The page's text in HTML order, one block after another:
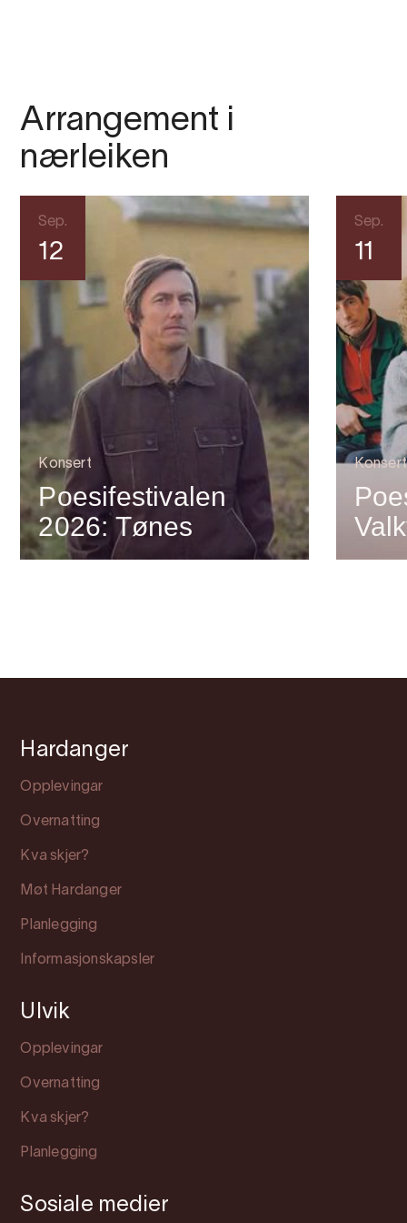
Arrangement i
nærleiken
Sep.
12
Konsert
Poesifestivalen
2026: Tønes
Sep.
11
Konsert
Hardanger
Opplevingar
Overnatting
Kva skjer?
Møt Hardanger
Planlegging
Informasjonskapsler
Ulvik
Opplevingar
Overnatting
Kva skjer?
Planlegging
Sosiale medier